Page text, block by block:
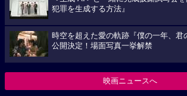
犯罪を生成する方法』
時空を超えた愛の軌跡『僕の一年、君
公開決定！場面写真一挙解禁
映画ニュースへ